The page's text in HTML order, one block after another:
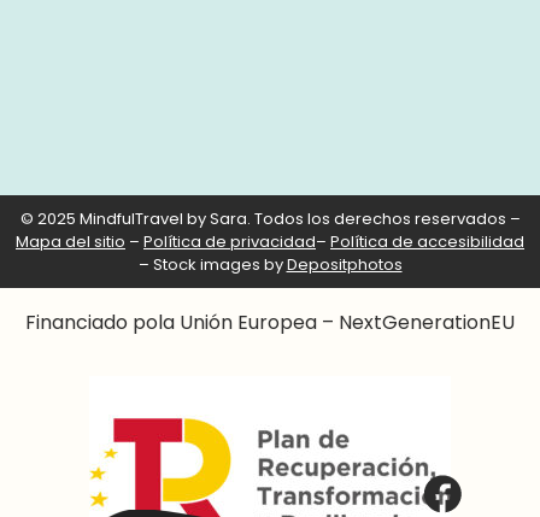
© 2025 MindfulTravel by Sara. Todos los derechos reservados –
Mapa del sitio – Política de privacidad– Política de accesibilidad
– Stock images byDepositphotos
Financiado pola Unión Europea – NextGenerationEU